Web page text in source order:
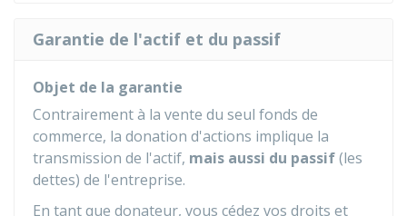
Garantie de l'actif et du passif
Objet de la garantie
Contrairement à la vente du seul fonds de
commerce, la donation d'actions implique la
transmission de l'actif, mais aussi du passif(les
dettes) de l'entreprise.
En tant que donateur, vous cédez vos droits et